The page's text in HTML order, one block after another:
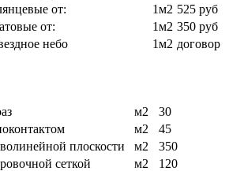
от:
1м2 525 руб
от:
1м2 350 руб
небо
1м2 договор
м2
30
м2
45
плоскости
м2
350
сеткой
м2
120